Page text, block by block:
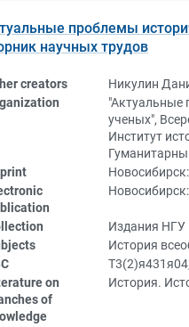
проблемы
научных трудов
creators
Никулин
"Актуальные
ученых",
Институт
Издания НГУ
История
on
of
История.